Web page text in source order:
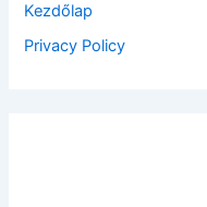
Kezdőlap
Privacy Policy